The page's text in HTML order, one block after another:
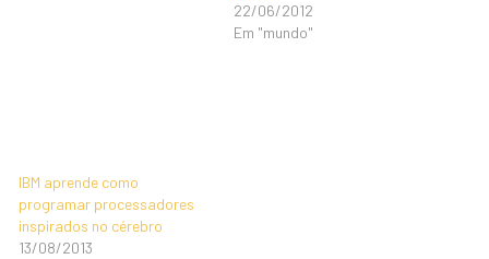
22/06/2012
Em "mundo"
IBM aprende como
programar processadores
inspirados no cérebro
13/08/2013